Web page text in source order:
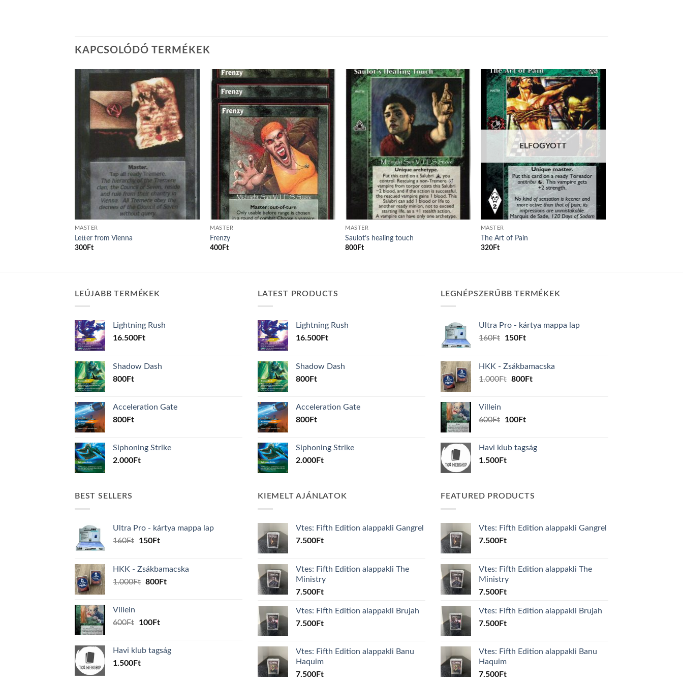
KAPCSOLÓDÓ TERMÉKEK
Add to
wishlist
MASTER
Letter from Vienna
300Ft
Add to
wishlist
MASTER
Frenzy
400 Ft
Add to
wishlist
MASTER
Saulot’s healing touch
800 Ft
Add to
wishlist
ELFOGYOTT
MASTER
The Art of Pain
320Ft
LEÚJABB TERMÉKEK
Lightning Rush
16.500Ft
Shadow Dash
800Ft
Acceleration Gate
800Ft
Siphoning Strike
2.000Ft
LATEST PRODUCTS
Lightning Rush
16.500Ft
Shadow Dash
800Ft
Acceleration Gate
800Ft
Siphoning Strike
2.000Ft
LEGNÉPSZERŰBB TERMÉKEK
Ultra Pro - kártya mappa lap
160Ft
Original
160Ft.
150FtCurrent
150Ft.
HKK - Zsákbamacska
1.000Ft Original
800FtCurrent
Villein
600Ft
Original
600Ft.
100FtCurrent
100Ft.
Havi klub tagság
1.500Ft
BEST SELLERS
Ultra Pro - kártya mappa lap
160Ft
Original
160Ft.
150FtCurrent
150Ft.
HKK - Zsákbamacska
1.000Ft Original
800FtCurrent
Villein
600Ft
Original
600Ft.
100FtCurrent
100Ft.
Havi klub tagság
1.500Ft
KIEMELT AJÁNLATOK
Vtes: Fifth Edition alappakli Gangrel
7.500Ft
Vtes: Fifth Edition alappakli The
Ministry
7.500Ft
Vtes: Fifth Edition alappakli Brujah
7.500Ft
Vtes: Fifth Edition alappakli Banu
Haquim
7.500Ft
FEATURED PRODUCTS
Vtes: Fifth Edition alappakli Gangrel
7.500Ft
Vtes: Fifth Edition alappakli The
Ministry
7.500Ft
Vtes: Fifth Edition alappakli Brujah
7.500Ft
Vtes: Fifth Edition alappakli Banu
Haquim
7.500Ft